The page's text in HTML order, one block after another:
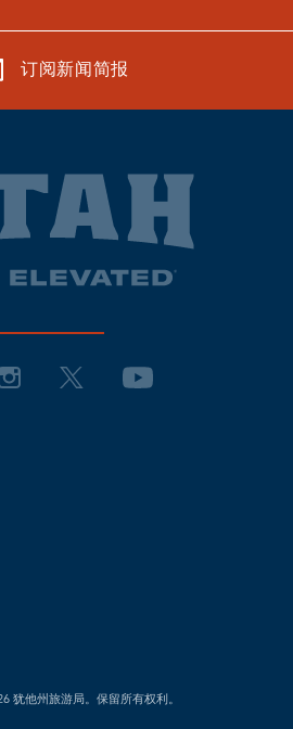
订阅新闻简报
犹他州旅游局。保留所有权利。